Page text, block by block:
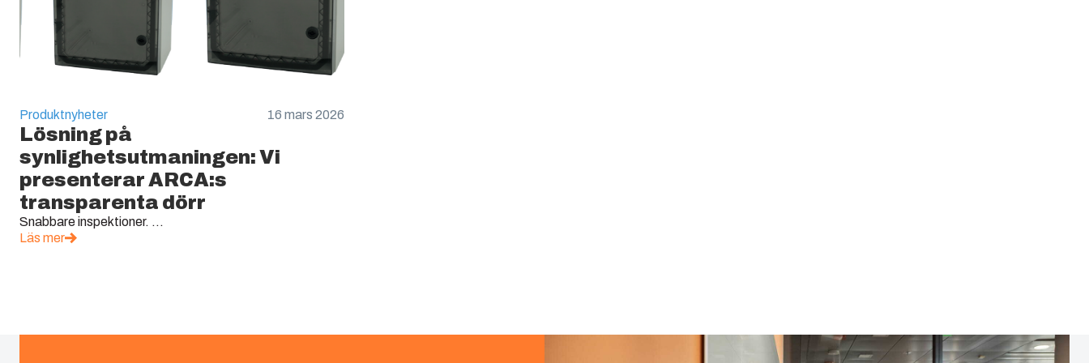
Produktnyheter 16 mars 2026
Lösning på
synlighetsutmaningen: Vi
presenterar ARCA:s
transparenta dörr
Snabbare inspektioner. ...
Läs mer